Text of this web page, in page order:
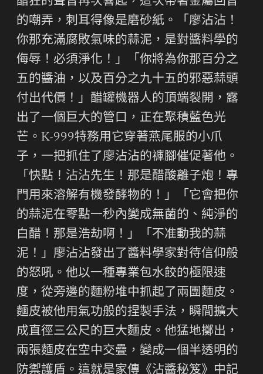
的嘲弄，刺耳得像是磨砂紙。「廖沾沾！
你那充滿腐敗氣味的蒜泥，是對醬料學的
侮辱！必須淨化！」「你將為你那百分之
五的醬油，以及百分之九十五的邪惡蒜頭
付出代價！」醋罐機器人的頂端裂開，露
出了一個巨大的管口，正在聚積藍色光
芒。K-999特務用它穿著燕尾服的小爪
子，一把抓住了廖沾沾的褲腳催促著他。
「快點！沾沾先生！那是醋酸離子炮！專
門用來溶解有機發酵物的！」「它會把你
的蒜泥在零點一秒內變成無菌的、純淨的
白醋！那是浩劫啊！」「不准動我的蒜
泥！」廖沾沾發出了醬料學家對待信仰般
的怒吼。他以一種專業包水餃的極限速
度，從旁邊的麵粉堆中抓起了兩團麵皮。
麵皮被他用氣功般的捏製手法，瞬間擴大
成直徑三公尺的巨大麵皮。他猛地擲出，
兩張麵皮在空中交疊，變成一個半透明的
防禦護盾。這就是家傳《沾醬秘笈》中記